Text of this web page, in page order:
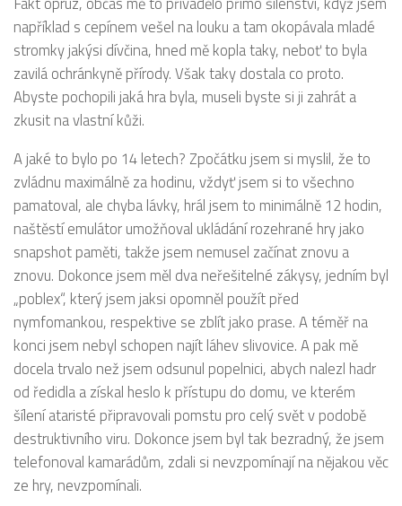
například s cepínem vešel na louku a tam okopávala mladé
stromky jakýsi dívčina, hned mě kopla taky, neboť to byla
zavilá ochránkyně přírody. Však taky dostala co proto.
Abyste pochopili jaká hra byla, museli byste si ji zahrát a
zkusit na vlastní kůži.
A jaké to bylo po 14 letech? Zpočátku jsem si myslil, že to
zvládnu maximálně za hodinu, vždyť jsem si to všechno
pamatoval, ale chyba lávky, hrál jsem to minimálně 12 hodin,
naštěstí emulátor umožňoval ukládání rozehrané hry jako
snapshot paměti, takže jsem nemusel začínat znovu a
znovu. Dokonce jsem měl dva neřešitelné zákysy, jedním byl
„poblex“, který jsem jaksi opomněl použít před
nymfomankou, respektive se zblít jako prase. A téměř na
konci jsem nebyl schopen najít láhev slivovice. A pak mě
docela trvalo než jsem odsunul popelnici, abych nalezl hadr
od ředidla a získal heslo k přístupu do domu, ve kterém
šílení ataristé připravovali pomstu pro celý svět v podobě
destruktivního viru. Dokonce jsem byl tak bezradný, že jsem
telefonoval kamarádům, zdali si nevzpomínají na nějakou věc
ze hry, nevzpomínali.